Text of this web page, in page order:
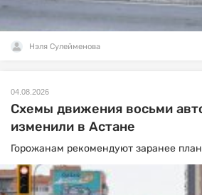
Нэля Сулейменова
04.08.2026
Схемы движения восьми
изменили в Астане
Горожанам рекомендуют заранее